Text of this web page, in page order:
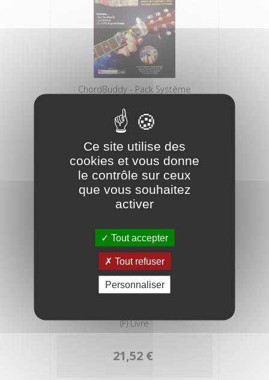
ChordBuddy - Pack Système
49,90 €
(F) Livre
21,52 €
Ce site utilise des
cookies et vous donne
le contrôle sur ceux
que vous souhaitez
activer
Tout accepter
Tout refuser
Personnaliser